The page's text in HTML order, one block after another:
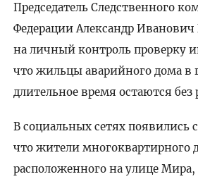
Председатель Следственного
Федерации Александр
на личный контроль проверку
что жильцы аварийного дома в
длительное время остаются без
В социальных сетях появились
что жители многоквартирного
расположенного на улице